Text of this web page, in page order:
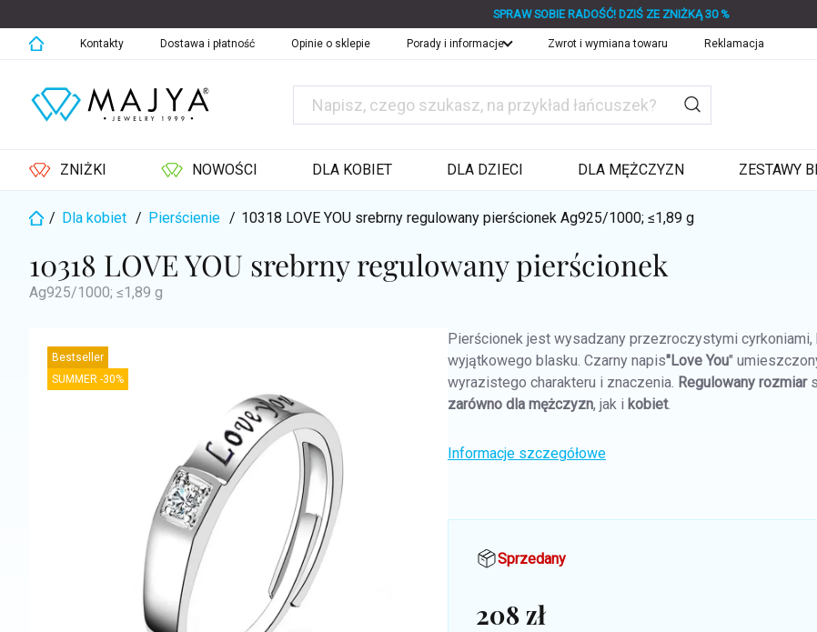
do
treści
SPRAW SOBIE RADOŚĆ! DZIŚ ZE ZNIŻKĄ 30 %
Kontakty Dostawa i płatność Opinie o sklepie Porady i informacje Zwrot i wymiana towaru Reklamacja
ZNIŻKI NOWOŚCI DLA KOBIET DLA DZIECI DLA MĘŻCZYZN ZESTAWY
Home
/ Dla kobiet / Pierścienie / 10318 LOVE YOU srebrny regulowany pierścionekAg925/1000; ≤1,89 g
10318 LOVE YOU srebrny regulowany pierścionek
Ag925/1000; ≤1,89 g
Bestseller
SUMMER -30%
Pierścionek jest wysadzany przezroczystymi
wyjątkowego blasku. Czarny napis"Love You"
wyrazistego charakteru i znaczenia. Regulowany rozmiar
zarówno dla mężczyzn, jak i kobiet.
Informacje szczegółowe
Sprzedany
208 zł